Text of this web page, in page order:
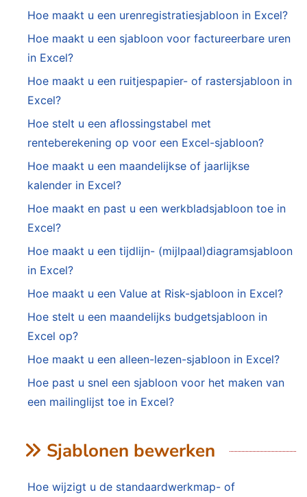
Hoe maakt u een urenregistratiesjabloon in Excel?
Hoe maakt u een sjabloon voor factureerbare uren
in Excel?
Hoe maakt u een ruitjespapier- of rastersjabloon in
Excel?
Hoe stelt u een aflossingstabel met
renteberekening op voor een Excel-sjabloon?
Hoe maakt u een maandelijkse of jaarlijkse
kalender in Excel?
Hoe maakt en past u een werkbladsjabloon toe in
Excel?
Hoe maakt u een tijdlijn- (mijlpaal)diagramsjabloon
in Excel?
Hoe maakt u een Value at Risk-sjabloon in Excel?
Hoe stelt u een maandelijks budgetsjabloon in
Excel op?
Hoe maakt u een alleen-lezen-sjabloon in Excel?
Hoe past u snel een sjabloon voor het maken van
een mailinglijst toe in Excel?
Sjablonen bewerken
Hoe wijzigt u de standaardwerkmap- of